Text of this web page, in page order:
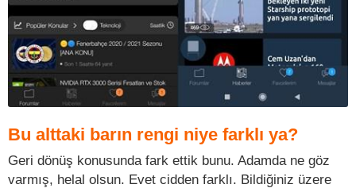
Bu alttaki barın rengi niye farklı ya?
Geri dönüş konusunda fark ettik bunu. Adamda ne göz
varmış, helal olsun. Evet cidden farklı. Bildiğiniz üzere